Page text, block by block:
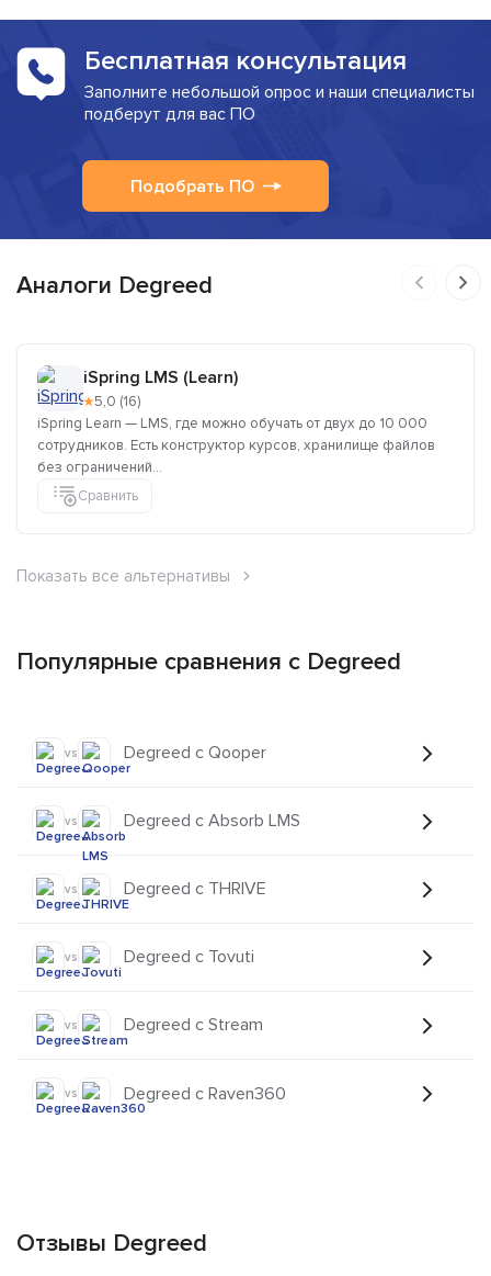
Бесплатная консультация
Заполните небольшой опрос и наши специалисты
подберут для вас ПО
Подобрать ПО
Аналоги Degreed
iSpring LMS (Learn)
★5,0 (16)
iSpring Learn — LMS, где можно обучать от двух до 10 000
сотрудников. Есть конструктор курсов, хранилище файлов
без ограничений...
Сравнить
Показать все альтернативы
Популярные сравнения с Degreed
vs Degreed с Qooper
vs Degreed с Absorb LMS
vs Degreed с THRIVE
vs Degreed с Tovuti
vs Degreed с Stream
vs Degreed с Raven360
Отзывы Degreed